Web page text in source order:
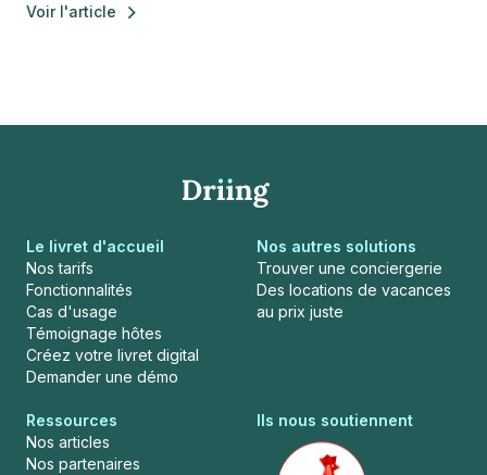
Voir l'article
Le livret d'accueil
Nos tarifs
Fonctionnalités
Cas d'usage
Témoignage hôtes
Créez votre livret digital
Demander une démo
Nos autres solutions
Trouver une conciergerie
Des locations de vacances
au prix juste
Ressources
Nos articles
Nos partenaires
Ils nous soutiennent